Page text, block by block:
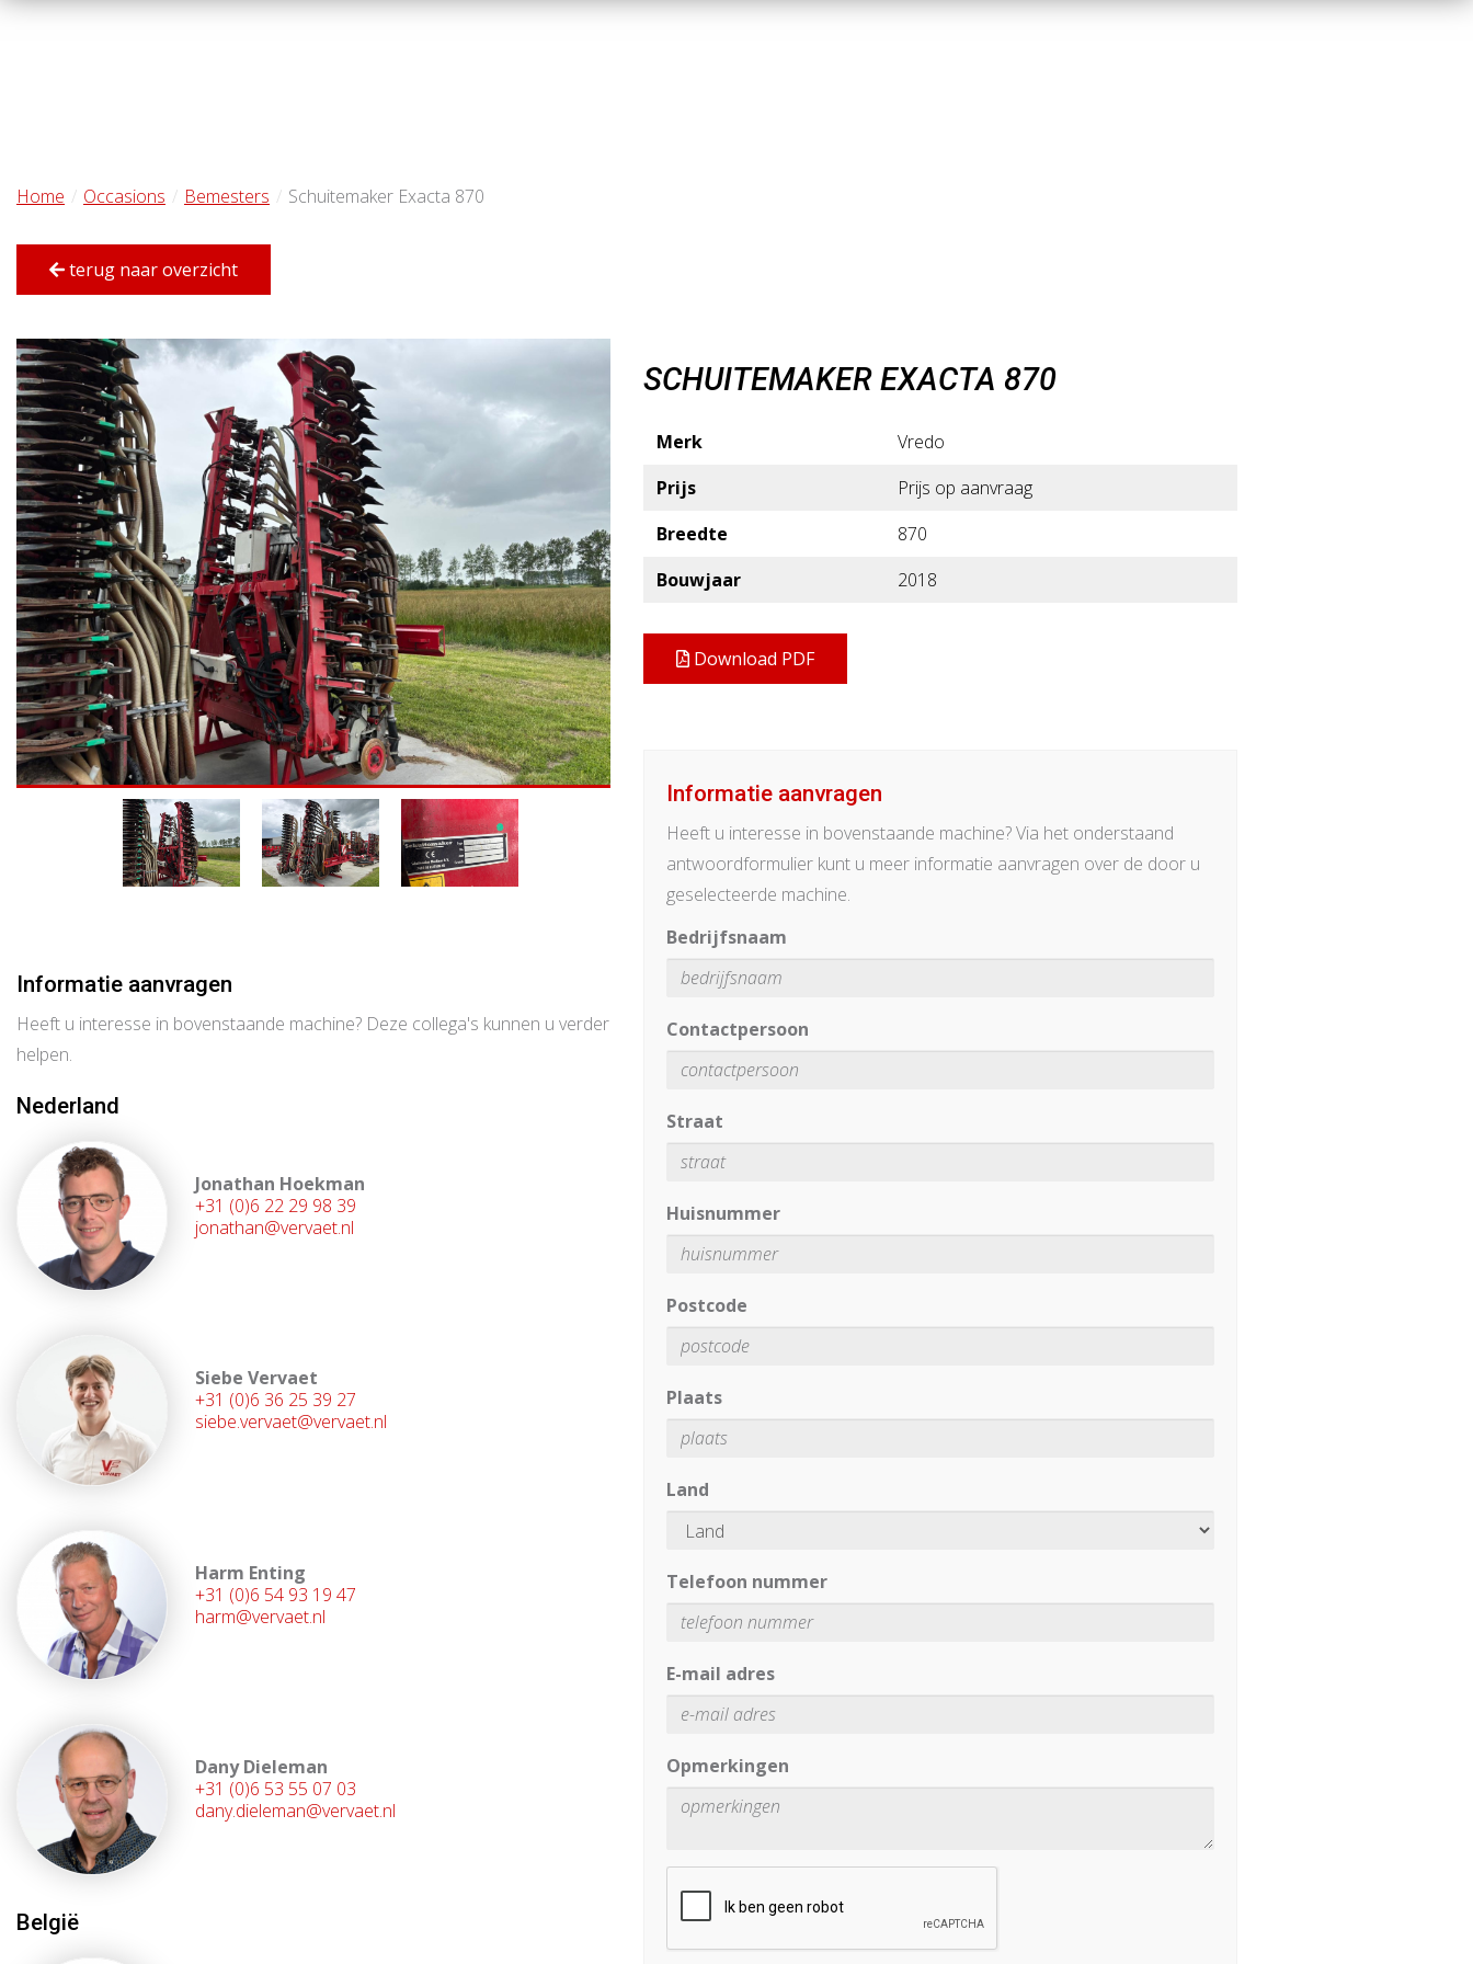
Home Occasions Bemesters Schuitemaker Exacta 870
terug naar overzicht
Informatie aanvragen
Heeft u interesse in bovenstaande machine? Deze collega's kunnen u verder
helpen.
Nederland
Jonathan Hoekman
+31 (0)6 22 29 98 39
jonathan@vervaet.nl
Siebe Vervaet
+31 (0)6 36 25 39 27
siebe.vervaet@vervaet.nl
Harm Enting
+31 (0)6 54 93 19 47
harm@vervaet.nl
Dany Dieleman
+31 (0)6 53 55 07 03
dany.dieleman@vervaet.nl
België
SCHUITEMAKER EXACTA 870
Merk
Vredo
Prijs
Prijs op aanvraag
Breedte
870
Bouwjaar
2018
Download PDF
Informatie aanvragen
Heeft u interesse in bovenstaande machine? Via het onderstaand
antwoordformulier kunt u meer informatie aanvragen over de door u
geselecteerde machine.
Bedrijfsnaam
Contactpersoon
Straat
Huisnummer
Postcode
Plaats
Land
Telefoon nummer
E-mail adres
Opmerkingen